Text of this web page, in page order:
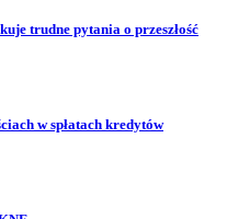
trudne pytania o przeszłość
w spłatach kredytów